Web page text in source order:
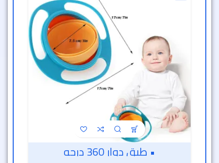
• طبق دوار 360 درجه